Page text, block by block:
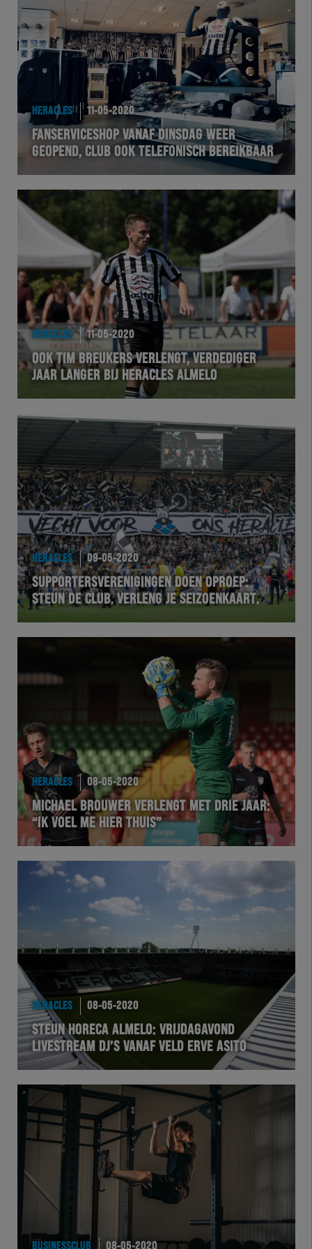
Team Zwart Wit
Futsal
eSports
Academie
HERACLES 11-05-2020
FANSERVICESHOP VANAF DINSDAG WEER
GEOPEND, CLUB OOK TELEFONISCH BEREIKBAAR
HERACLES 11-05-2020
OOK TIM BREUKERS VERLENGT, VERDEDIGER
JAAR LANGER BIJ HERACLES ALMELO
HERACLES 09-05-2020
SUPPORTERSVERENIGINGEN DOEN OPROEP:
STEUN DE CLUB. VERLENG JE SEIZOENKAART.
HERACLES 08-05-2020
MICHAEL BROUWER VERLENGT MET DRIE JAAR:
“IK VOEL ME HIER THUIS”
HERACLES 08-05-2020
STEUN HORECA ALMELO: VRIJDAGAVOND
LIVESTREAM DJ’S VANAF VELD ERVE ASITO
BUSINESSCLUB 08-05-2020